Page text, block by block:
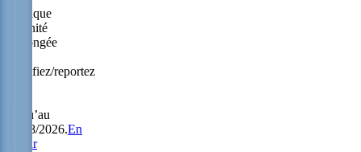
Politique
Sérénité
prolongée
modifiez/reportez
jusqu’au
31/08/2026.En
savoir